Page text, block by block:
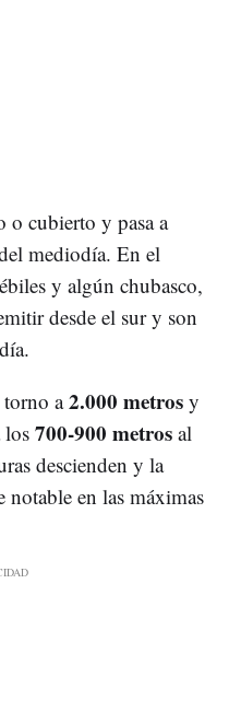
o cubierto y pasa a
mediodía. En el
y algún chubasco,
desde el sur y son
torno a2.000 metros y
los 700-900 metros al
descienden y la
notable en las máximas